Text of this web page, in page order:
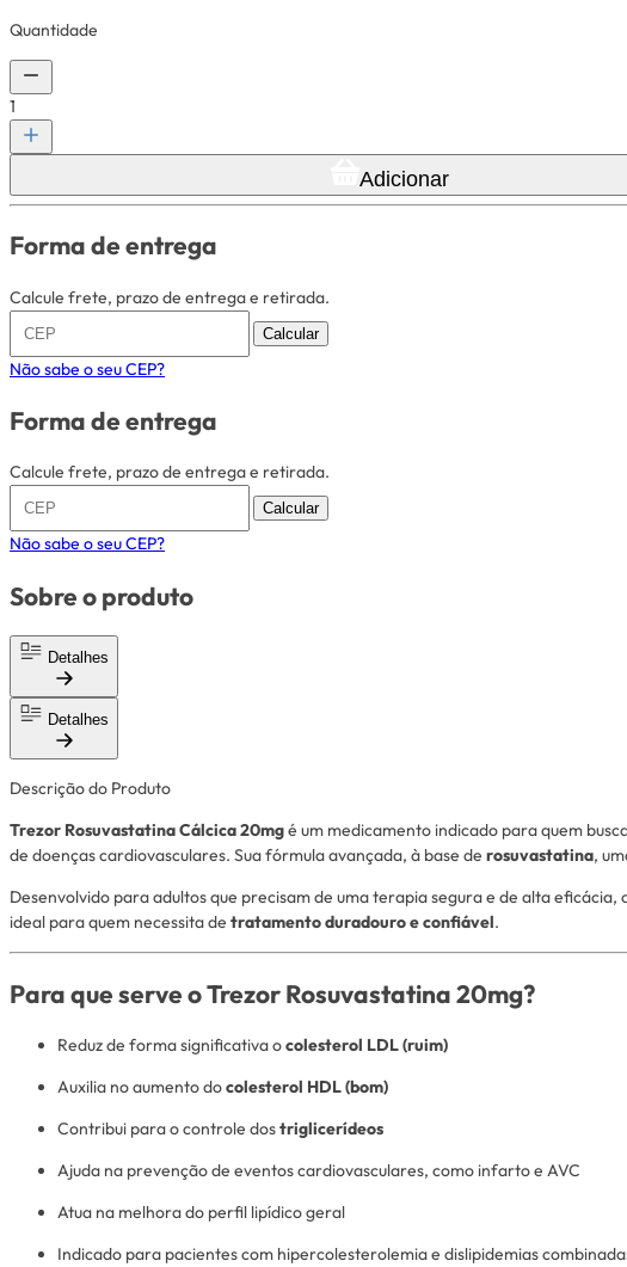
Quantidade
1
Adicionar
Forma de entrega
Calcule frete, prazo de entrega e retirada.
Calcular
Não sabe o seu CEP?
Forma de entrega
Calcule frete, prazo de entrega e retirada.
Calcular
Não sabe o seu CEP?
Sobre o produto
Detalhes
Detalhes
Descrição do Produto
Trezor Rosuvastatina Cálcica 20mgé um medicamento indicado para quem
de doenças cardiovasculares. Sua fórmula avançada, à base de rosuvastatina,
Desenvolvido para adultos que precisam de uma terapia segura e de alta
ideal para quem necessita de tratamento duradouro e confiável.
Para que serve o Trezor Rosuvastatina 20mg?
Reduz de forma significativa ocolesterol LDL (ruim)
Auxilia no aumento docolesterol HDL (bom)
Contribui para o controle dostriglicerídeos
Ajuda na prevenção de eventos cardiovasculares, como infarto e AVC
Atua na melhora do perfil lipídico geral
Indicado para pacientes com hipercolesterolemia e dislipidemias